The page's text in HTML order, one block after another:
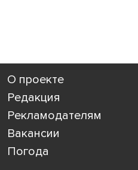
О проекте
Редакция
Рекламодателям
Вакансии
Погода